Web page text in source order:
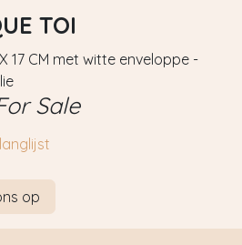
TOI
17 CM met witte enveloppe -
Sale
op